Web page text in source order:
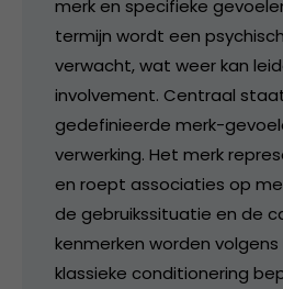
merk en specifieke
termijn wordt een
verwacht, wat weer kan
involvement. Centraal
gedefinieerde merk-
verwerking. Het merk
en roept associaties op
de gebruikssituatie en de
kenmerken worden
klassieke conditionering